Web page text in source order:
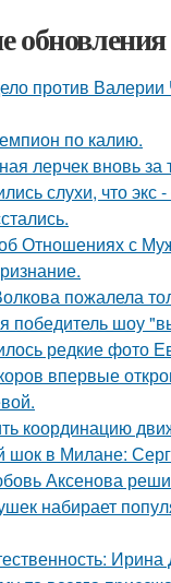
обновления
против
по калию.
лерчек вновь за
слухи, что
Отношениях с
пожалела
победитель шоу
редкие фото
впервые
координацию
шок в Милане:
Аксенова
набирает